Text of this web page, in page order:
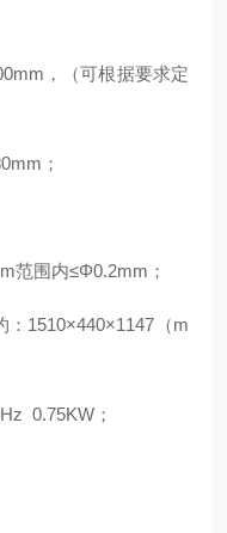
，（可根据要求定
；
范围内≤Φ0.2mm；
1510×440×1147（m
0.75KW；